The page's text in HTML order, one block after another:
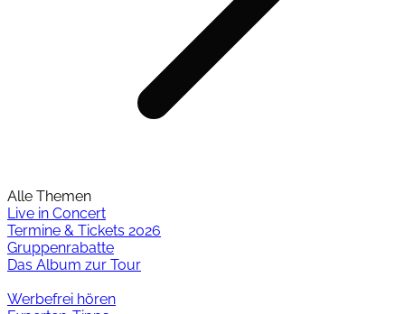
Alle Themen
Live in Concert
Termine & Tickets 2026
Gruppenrabatte
Das Album zur Tour
Werbefrei hören